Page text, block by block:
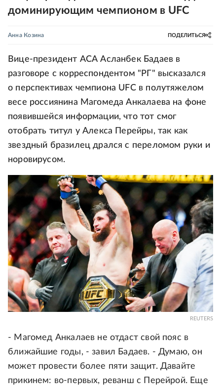
доминирующим чемпионом в UFC
Анна Козина ПОДЕЛИТЬСЯ
Вице-президент АСА Асланбек Бадаев в
разговоре с корреспондентом "РГ" высказался
о перспективах чемпиона UFC в полутяжелом
весе россиянина Магомеда Анкалаева на фоне
появившейся информации, что тот смог
отобрать титул у Алекса Перейры, так как
звездный бразилец дрался с переломом руки и
норовирусом.
REUTERS
- Магомед Анкалаев не отдаст свой пояс в
ближайшие годы, - завил Бадаев. - Думаю, он
может провести более пяти защит. Давайте
прикинем: во-первых, реванш с Перейрой. Еще